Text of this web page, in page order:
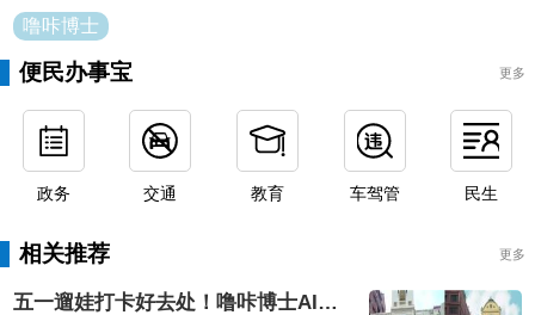
噜咔博士
便民办事宝 更多
政务 交通 教育 车驾管 民生
相关推荐 更多
五一遛娃打卡好去处！噜咔博士AI互动体验即将空降湛江